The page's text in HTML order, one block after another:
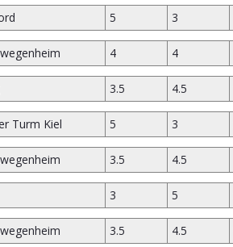
5 3
4 4
3.5 4.5
Turm Kiel 5 3
3.5 4.5
3 5
3.5 4.5